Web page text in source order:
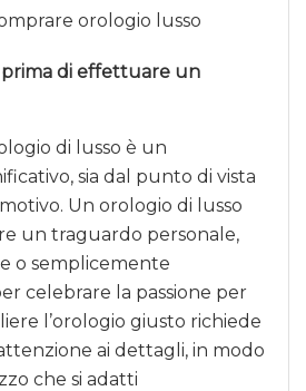
prima di effettuare un
di lusso è un
sia dal punto di vista
Un orologio di lusso
un traguardo personale,
o semplicemente
celebrare la passione per
l’orologio giusto richiede
ai dettagli, in modo
che si adatti